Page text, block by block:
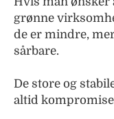
grønne
de er mindre,
sårbare.
De store og
altid